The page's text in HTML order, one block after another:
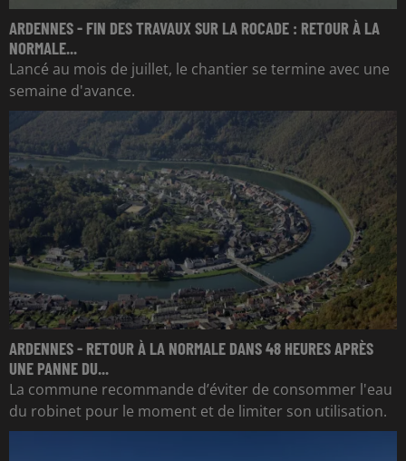
ARDENNES - FIN DES TRAVAUX SUR LA ROCADE : RETOUR À LA
NORMALE...
Lancé au mois de juillet, le chantier se termine avec une
semaine d'avance.
ARDENNES - RETOUR À LA NORMALE DANS 48 HEURES APRÈS
UNE PANNE DU...
La commune recommande d’éviter de consommer l'eau
du robinet pour le moment et de limiter son utilisation.